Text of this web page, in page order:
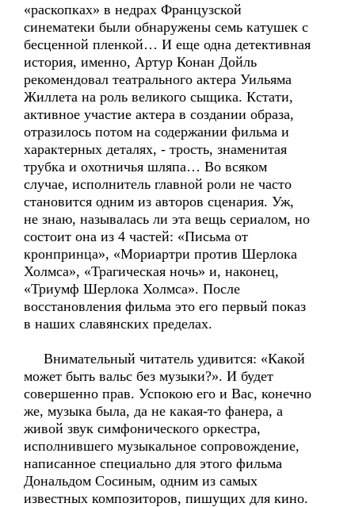
«раскопках» в недрах Французской
синематеки были обнаружены семь катушек с
бесценной пленкой… И еще одна детективная
история, именно, Артур Конан Дойль
рекомендовал театрального актера Уильяма
Жиллета на роль великого сыщика. Кстати,
активное участие актера в создании образа,
отразилось потом на содержании фильма и
характерных деталях, - трость, знаменитая
трубка и охотничья шляпа… Во всяком
случае, исполнитель главной роли не часто
становится одним из авторов сценария. Уж,
не знаю, называлась ли эта вещь сериалом, но
состоит она из 4 частей: «Письма от
кронпринца», «Мориартри против Шерлока
Холмса», «Трагическая ночь» и, наконец,
«Триумф Шерлока Холмса». После
восстановления фильма это его первый показ
в наших славянских пределах.
Внимательный читатель удивится: «Какой
может быть вальс без музыки?». И будет
совершенно прав. Успокою его и Вас, конечно
же, музыка была, да не какая-то фанера, а
живой звук симфонического оркестра,
исполнившего музыкальное сопровождение,
написанное специально для этого фильма
Дональдом Сосиным, одним из самых
известных композиторов, пишущих для кино.